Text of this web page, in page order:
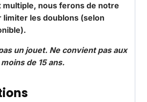
multiple, nous ferons de notre
limiter les doublons (selon
un jouet. Ne convient pas aux
de 15 ans.